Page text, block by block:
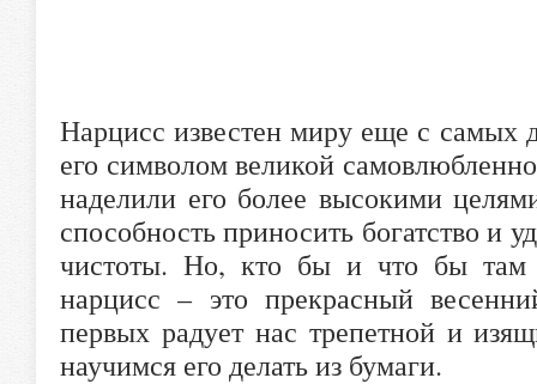
Нарцисс известен миру еще с самых
его символом великой
наделили его более высокими
способность приносить богатство и
чистоты. Но, кто бы и что бы там
нарцисс – это прекрасный
первых радует нас трепетной и
научимся его делать из бумаги.